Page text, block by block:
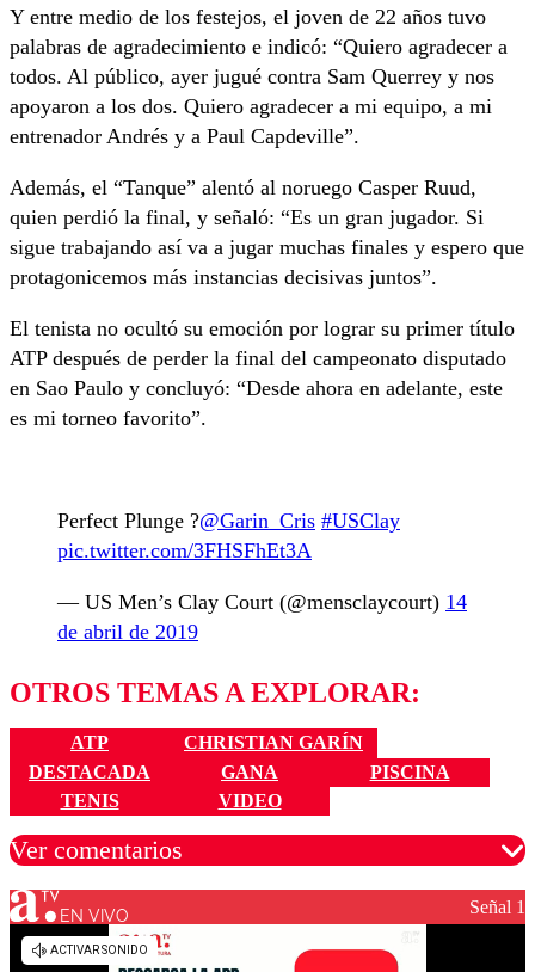
Y entre medio de los festejos, el joven de 22 años tuvo
palabras de agradecimiento e indicó: “Quiero agradecer a
todos. Al público, ayer jugué contra Sam Querrey y nos
apoyaron a los dos. Quiero agradecer a mi equipo, a mi
entrenador Andrés y a Paul Capdeville”.
Además, el “Tanque” alentó al noruego Casper Ruud,
quien perdió la final, y señaló: “Es un gran jugador. Si
sigue trabajando así va a jugar muchas finales y espero que
protagonicemos más instancias decisivas juntos”.
El tenista no ocultó su emoción por lograr su primer título
ATP después de perder la final del campeonato disputado
en Sao Paulo y concluyó: “Desde ahora en adelante, este
es mi torneo favorito”.
Perfect Plunge ?@Garin_Cris #USClay
pic.twitter.com/3FHSFhEt3A
— US Men’s Clay Court (@mensclaycourt) 14
de abril de 2019
OTROS TEMAS A EXPLORAR:
ATP
CHRISTIAN GARÍN
DESTACADA
GANA
PISCINA
TENIS
VIDEO
Ver comentarios
Los comentarios son moderados para garantizar un
diálogo respetuoso.
EN VIVO Señal 1